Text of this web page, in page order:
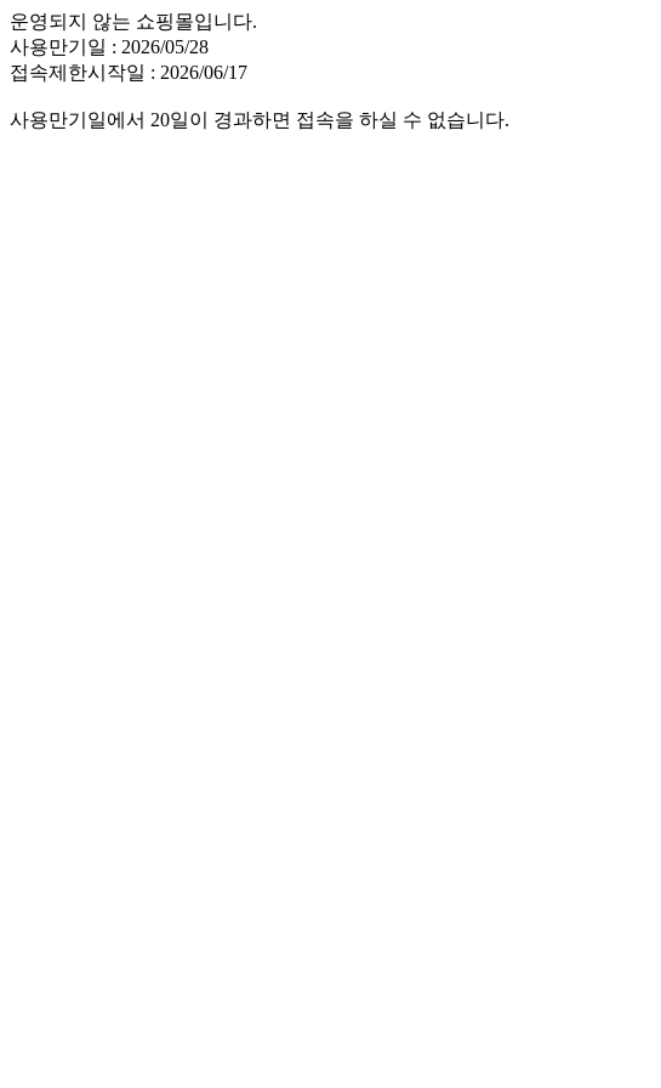
운영되지 않는 쇼핑몰입니다.
사용만기일 : 2026/05/28
접속제한시작일 : 2026/06/17
사용만기일에서 20일이 경과하면 접속을 하실 수 없습니다.